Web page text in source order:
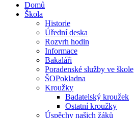
Domů
Škola
Historie
Úřední deska
Rozvrh hodin
Informace
Bakaláři
Poradenské služby ve škole
ŠOPokladna
Kroužky
Badatelský kroužek
Ostatní kroužky
Úspěchy našich žáků